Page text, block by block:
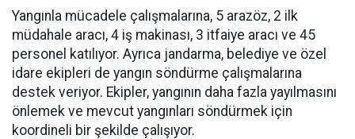
Yangınla mücadele çalışmalarına, 5 arazöz, 2 ilk
müdahale aracı, 4 iş makinası, 3 itfaiye aracı ve 45
personel katılıyor. Ayrıca jandarma, belediye ve özel
idare ekipleri de yangın söndürme çalışmalarına
destek veriyor. Ekipler, yangının daha fazla yayılmasını
önlemek ve mevcut yangınları söndürmek için
koordineli bir şekilde çalışıyor.